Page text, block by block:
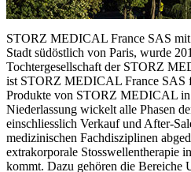
STORZ MEDICAL France SAS
Stadt südöstlich von Paris, wurde
Tochtergesellschaft der STORZ
ist STORZ MEDICAL France SAS
Produkte von STORZ MEDICAL in
Niederlassung wickelt alle Phasen
einschliesslich Verkauf und After-
medizinischen Fachdisziplinen
extrakorporale Stosswellentherapie
kommt. Dazu gehören die Bereiche